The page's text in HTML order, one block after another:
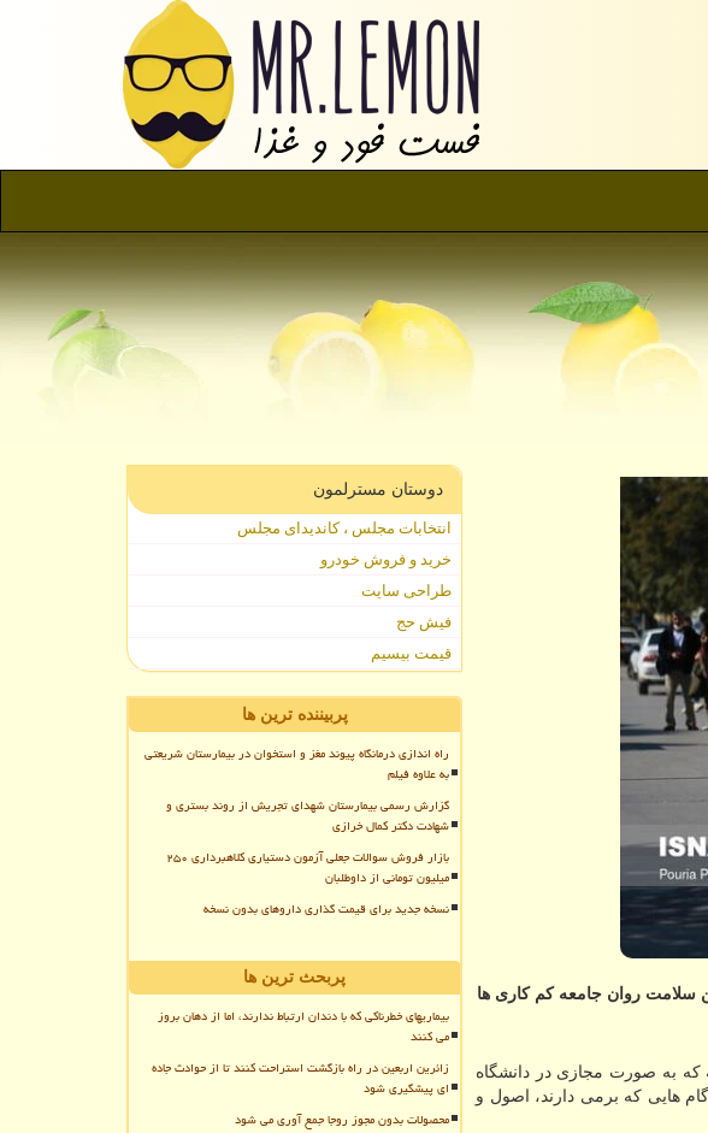
سلامت روان جامعه كم كاری ها
که به صورت مجازی در دانشگاه
هایی که برمی دارند، اصول و
دوستان مسترلمون
انتخابات مجلس ، کاندیدای مجلس
خرید و فروش خودرو
طراحی سایت
فیش حج
قیمت بیسیم
پربیننده ترین ها
راه اندازی درمانگاه پیوند مغز و استخوان در بیمارستان شریعتی
به علاوه فیلم
گزارش رسمی بیمارستان شهدای تجریش از روند بستری و
شهادت دکتر کمال خرازی
بازار فروش سوالات جعلی آزمون دستیاری کلاهبرداری ۲۵۰
میلیون تومانی از داوطلبان
نسخه جدید برای قیمت گذاری داروهای بدون نسخه
پربحث ترین ها
بیماریهای خطرناکی که با دندان ارتباط ندارند، اما از دهان بروز
می کنند
زائرین اربعین در راه بازگشت استراحت کنند تا از حوادث جاده
ای پیشگیری شود
محصولات بدون مجوز روجا جمع آوری می شود